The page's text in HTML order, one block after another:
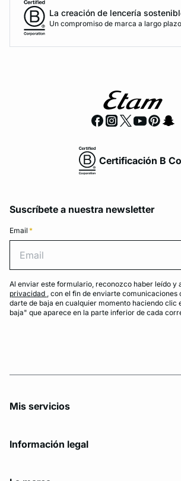
La creación de lencería
Un compromiso de marca a largo
Certificación B
Suscríbete a nuestra newsletter
Email *
Al enviar este formulario, reconozco haber leído y
privacidad , con el fin de enviarte comunicaciones
darte de baja en cualquier momento haciendo clic
baja" que aparece en la parte inferior de cada
Mis servicios
Información legal